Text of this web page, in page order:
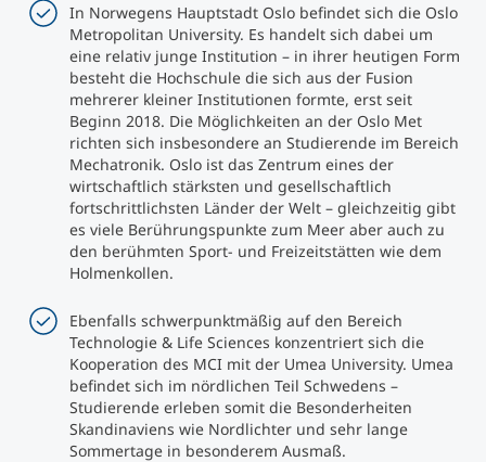
In Norwegens Hauptstadt Oslo befindet sich die Oslo
Metropolitan University. Es handelt sich dabei um
eine relativ junge Institution – in ihrer heutigen Form
besteht die Hochschule die sich aus der Fusion
mehrerer kleiner Institutionen formte, erst seit
Beginn 2018. Die Möglichkeiten an der Oslo Met
richten sich insbesondere an Studierende im Bereich
Mechatronik. Oslo ist das Zentrum eines der
wirtschaftlich stärksten und gesellschaftlich
fortschrittlichsten Länder der Welt – gleichzeitig gibt
es viele Berührungspunkte zum Meer aber auch zu
den berühmten Sport- und Freizeitstätten wie dem
Holmenkollen.
Ebenfalls schwerpunktmäßig auf den Bereich
Technologie & Life Sciences konzentriert sich die
Kooperation des MCI mit der Umea University. Umea
befindet sich im nördlichen Teil Schwedens –
Studierende erleben somit die Besonderheiten
Skandinaviens wie Nordlichter und sehr lange
Sommertage in besonderem Ausmaß.